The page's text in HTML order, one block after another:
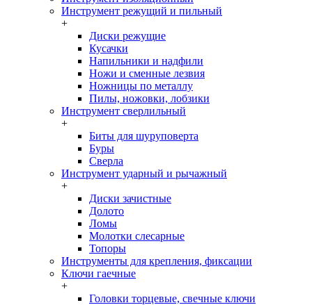
Инструмент режущий и пильный
+
Диски режущие
Кусачки
Напильники и надфили
Ножи и сменные лезвия
Ножницы по металлу
Пилы, ножовки, лобзики
Инструмент сверлильный
+
Биты для шуруповерта
Буры
Сверла
Инструмент ударный и рычажный
+
Диски зачистные
Долото
Ломы
Молотки слесарные
Топоры
Инструменты для крепления, фиксации
Ключи гаечные
+
Головки торцевые, свечные ключи